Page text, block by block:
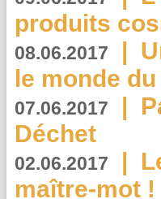
produits
08.06.2017 |
le monde
07.06.2017 |
Déchet
02.06.2017 |
maître-mot !